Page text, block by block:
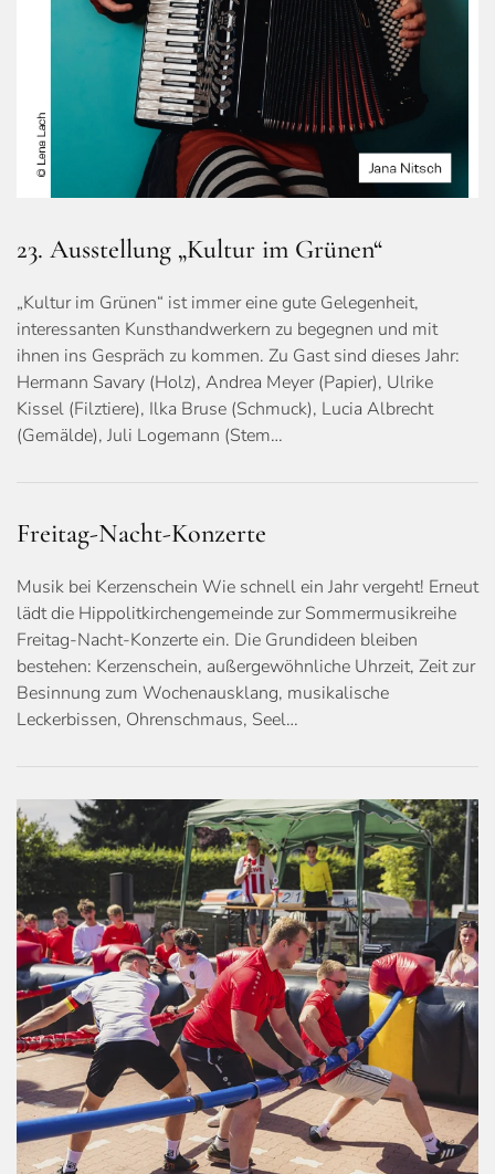
23. Ausstellung „Kultur im Grünen“
„Kultur im Grünen“ ist immer eine gute Gelegenheit,
interessanten Kunsthandwerkern zu begegnen und mit
ihnen ins Gespräch zu kommen. Zu Gast sind dieses Jahr:
Hermann Savary (Holz), Andrea Meyer (Papier), Ulrike
Kissel (Filztiere), Ilka Bruse (Schmuck), Lucia Albrecht
(Gemälde), Juli Logemann (Stem…
Freitag-Nacht-Konzerte
Musik bei Kerzenschein Wie schnell ein Jahr vergeht! Erneut
lädt die Hippolitkirchengemeinde zur Sommermusikreihe
Freitag-Nacht-Konzerte ein. Die Grundideen bleiben
bestehen: Kerzenschein, außergewöhnliche Uhrzeit, Zeit zur
Besinnung zum Wochenausklang, musikalische
Leckerbissen, Ohrenschmaus, Seel…